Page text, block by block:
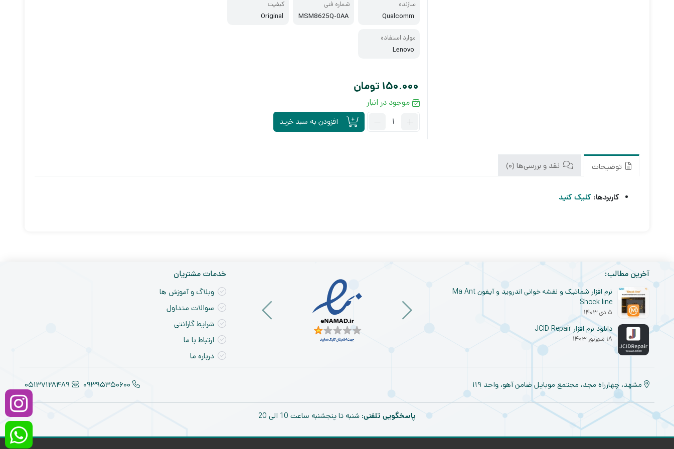
سازنده
Qualcomm
شماره فنی
MSM8625Q-0AA
کیفیت
Original
موارد استفاده
Lenovo
150.000 تومان
موجود در انبار
تعداد:
افزودن به سبد خرید
توضیحات نقد و بررسی‌ها (0)
کاربردها: کلیک کنید
آخرین مطالب:
نرم افزار شماتیک و نقشه خوانی اندروید و آیفون Ma Ant
Shock line
۵ دی ۱۴۰۳
دانلود نرم افزار JCID Repair
۱۸ شهریور ۱۴۰۳
خدمات مشتریان
وبلاگ و آموزش ها
سوالات متداول
شرایط گارانتی
ارتباط با ما
درباره ما
مشهد، چهارراه مجد، مجتمع موبایل ضامن آهو، واحد ۱۱۹ 09395350600
05137128489
پاسخگویی تلفنی: شنبه تا پنجشنبه ساعت 10 الی 20